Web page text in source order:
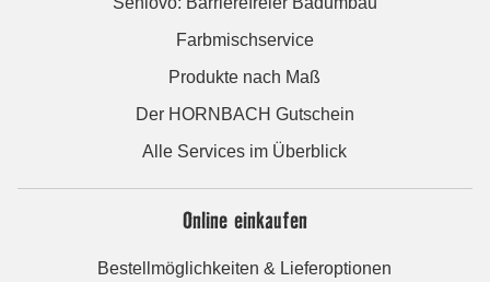
Farbmischservice
Produkte nach Maß
Der HORNBACH Gutschein
Alle Services im Überblick
Online einkaufen
Bestellmöglichkeiten & Lieferoptionen